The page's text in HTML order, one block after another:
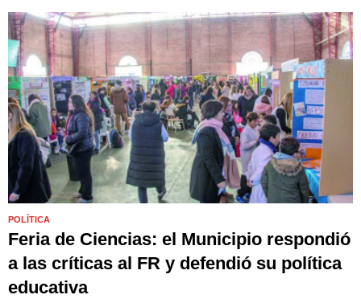
POLÍTICA
Feria de Ciencias: el Municipio respondió
a las críticas al FR y defendió su política
educativa